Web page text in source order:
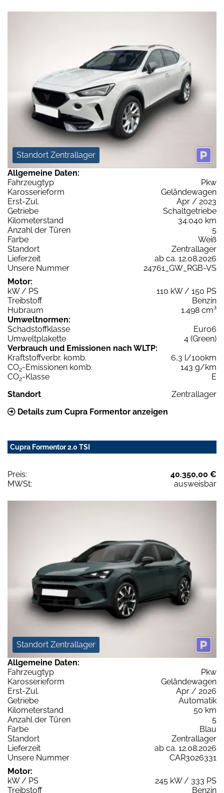
Standort Zentrallager
Allgemeine Daten:
Fahrzeugtyp
Pkw
Karosserieform
Geländewagen
Erst-Zul.
Apr / 2023
Getriebe
Schaltgetriebe
Kilometerstand
34.040 km
Anzahl der Türen
5
Farbe
Weiß
Standort
Zentrallager
Lieferzeit
ab ca. 12.08.2026
Unsere Nummer
24761_GW_RGB-VS
Motor:
kW / PS
110 kW / 150 PS
Treibstoff
Benzin
Hubraum
1.498 cm³
Umweltnormen:
Schadstoffklasse
Euro6
Umweltplakette
4 (Green)
Verbrauch und Emissionen nach WLTP:
Kraftstoffverbr. komb.
6,3 l/100km
CO2-Emissionen komb.
143 g/km
CO2-Klasse
E
Standort
Zentrallager
Details zum Cupra Formentor anzeigen
Cupra Formentor 2.0 TSI
Preis:
40.350,00 €
MWSt:
ausweisbar
Standort Zentrallager
Allgemeine Daten:
Fahrzeugtyp
Pkw
Karosserieform
Geländewagen
Erst-Zul.
Apr / 2026
Getriebe
Automatik
Kilometerstand
50 km
Anzahl der Türen
5
Farbe
Blau
Standort
Zentrallager
Lieferzeit
ab ca. 12.08.2026
Unsere Nummer
CAR3026331
Motor:
kW / PS
245 kW / 333 PS
Treibstoff
Benzin